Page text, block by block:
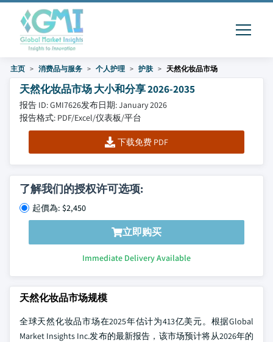
主页 消费品与服务 个人护理 护肤 天然化妆品市场
天然化妆品市场 大小和分享 2026-2035
报告 ID: GMI7626发布日期: January 2026
报告格式: PDF/Excel/仪表板/平台
下载免费 PDF
了解我们的授权许可选项:
起價為: $2,450
立即购买
Immediate Delivery Available
天然化妆品市场规模
全球天然化妆品市场在2025年估计为413亿美元。根据Global
Market Insights Inc.发布的最新报告，该市场预计将从2026年的